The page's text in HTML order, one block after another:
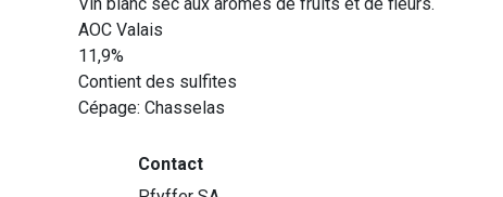
AOC Valais
11,9%
Contient des sulfites
Cépage: Chasselas
Contact